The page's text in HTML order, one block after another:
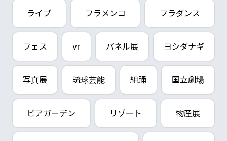
ライブ フラメンコ フラダンス
フェス vr パネル展 ヨシダナギ
写真展 琉球芸能 組踊 国立劇場
ビアガーデン リゾート 物産展